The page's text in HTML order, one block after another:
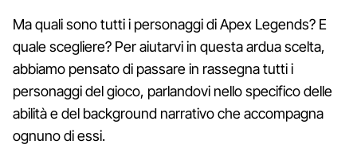
Ma quali sono tutti i personaggi di Apex Legends? E
quale scegliere? Per aiutarvi in questa ardua scelta,
abbiamo pensato di passare in rassegna tutti i
personaggi del gioco, parlandovi nello specifico delle
abilità e del background narrativo che accompagna
ognuno di essi.